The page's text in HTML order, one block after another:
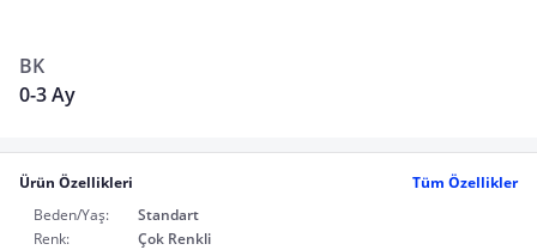
BK
0-3 Ay
Ürün Özellikleri
Tüm Özellikler
Beden/Yaş:
Standart
Renk:
Çok Renkli